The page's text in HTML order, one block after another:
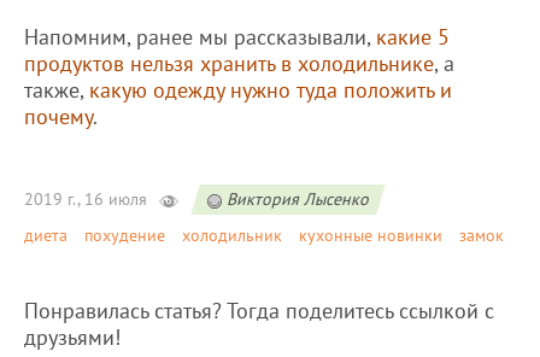
Напомним, ранее мы рассказывали, какие 5
продуктов нельзя хранить в холодильнике, а
также, какую одежду нужно туда положить и
почему.
2019 г., 16 июля
Виктория Лысенко
диета
похудение холодильник кухонные новинки замок
Понравилась статья? Тогда поделитесь ссылкой с
друзьями!